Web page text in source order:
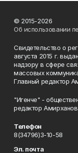
© 2015-2026
Об использовании
Свидетельство о
августа 2015 г.
надзору в сфере
массовых
Главный редактор
"Игенче" -
редактор
Телефон
8(34796)3-10-58
Эл. почта